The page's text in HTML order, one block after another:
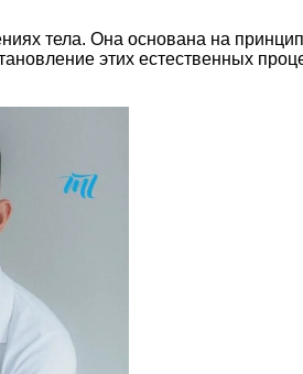
тела. Она основана на
этих естественных